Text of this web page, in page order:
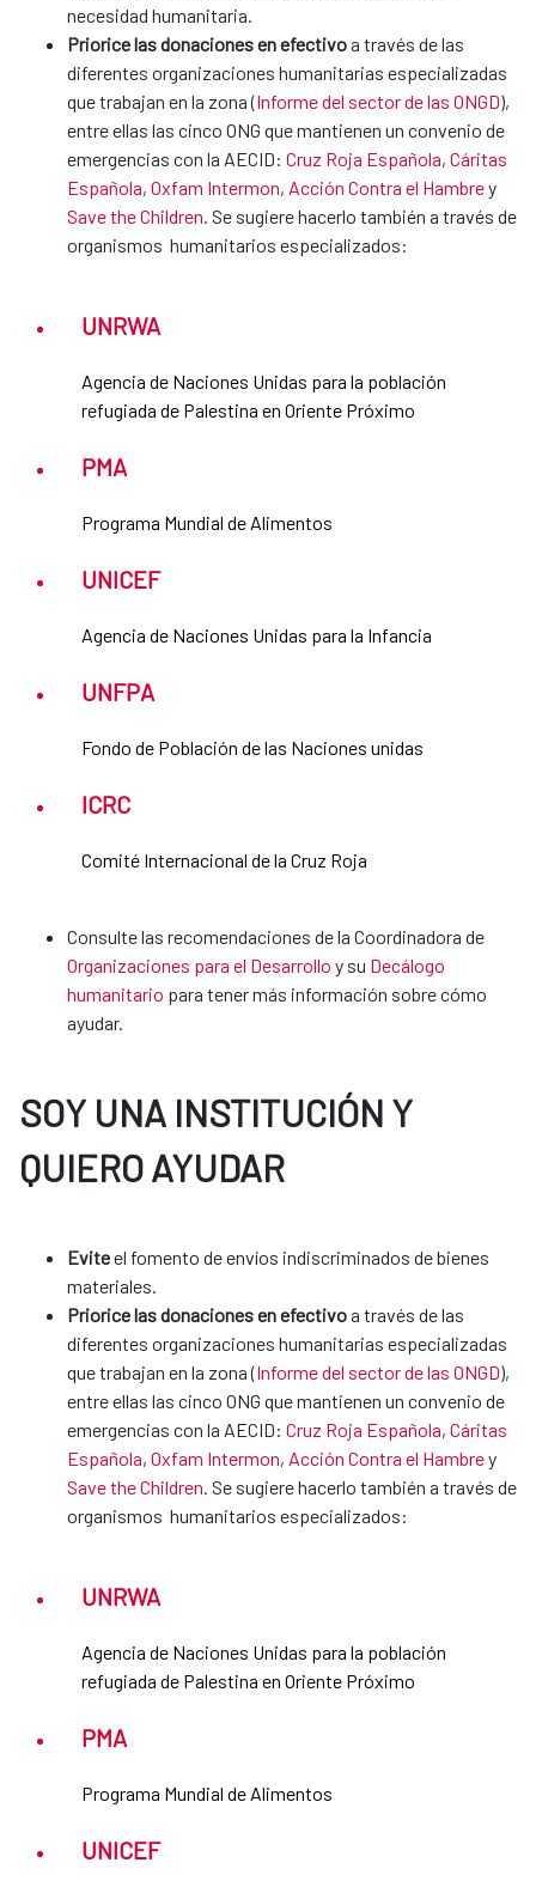
necesidad humanitaria.
Priorice las donaciones en efectivoa través de las
diferentes organizaciones humanitarias especializadas
que trabajan en la zona (Informe del sector de las ONGD),
entre ellas las cinco ONG que mantienen un convenio de
emergencias con la AECID: Cruz Roja Española, Cáritas
Española, Oxfam Intermon, Acción Contra el Hambrey
Save the Children. Se sugiere hacerlo también a través de
organismos humanitarios especializados:
UNRWA
Agencia de Naciones Unidas para la población
refugiada de Palestina en Oriente Próximo
PMA
Programa Mundial de Alimentos
UNICEF
Agencia de Naciones Unidas para la Infancia
UNFPA
Fondo de Población de las Naciones unidas
ICRC
Comité Internacional de la Cruz Roja
Consulte las recomendaciones de la Coordinadora de
Organizaciones para el Desarrollo y su Decálogo
humanitario para tener más información sobre cómo
ayudar.
SOY UNA INSTITUCIÓN Y
QUIERO AYUDAR
Eviteel fomento de envíos indiscriminados de bienes
materiales.
Priorice las donaciones en efectivoa través de las
diferentes organizaciones humanitarias especializadas
que trabajan en la zona (Informe del sector de las ONGD),
entre ellas las cinco ONG que mantienen un convenio de
emergencias con la AECID: Cruz Roja Española, Cáritas
Española, Oxfam Intermon, Acción Contra el Hambrey
Save the Children. Se sugiere hacerlo también a través de
organismos humanitarios especializados:
UNRWA
Agencia de Naciones Unidas para la población
refugiada de Palestina en Oriente Próximo
PMA
Programa Mundial de Alimentos
UNICEF